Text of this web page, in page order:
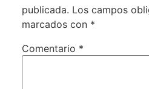
publicada. Los campos
marcados con *
Comentario *